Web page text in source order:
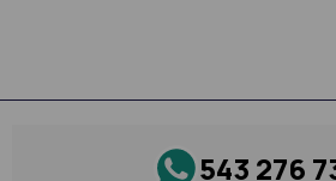
543 276